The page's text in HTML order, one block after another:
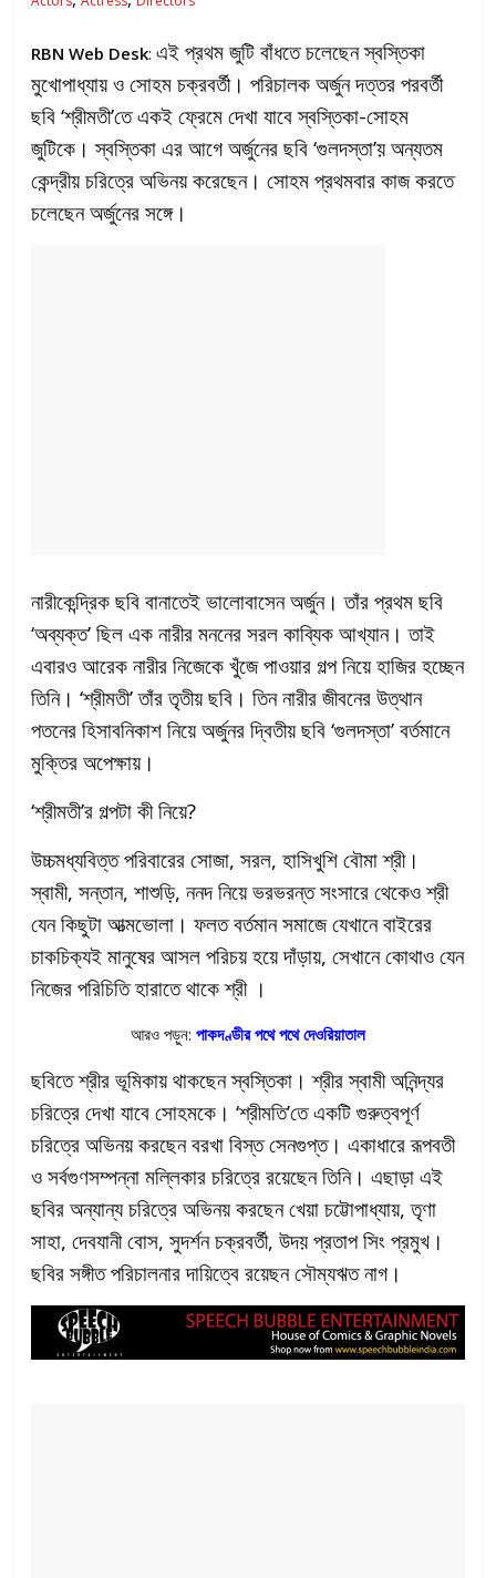
RBN Web Desk:এই প্রথম জুটি বাঁধতে চলেছেন স্বস্তিকা
মুখোপাধ্যায় ও সোহম চক্রবর্তী। পরিচালক অর্জুন দত্তর পরবর্তী
ছবি ‘শ্রীমতী’তে একই ফ্রেমে দেখা যাবে স্বস্তিকা-সোহম
জুটিকে। স্বস্তিকা এর আগে অর্জুনের ছবি ‘গুলদস্তা’য় অন্যতম
কেন্দ্রীয় চরিত্রে অভিনয় করেছেন। সোহম প্রথমবার কাজ করতে
চলেছেন অর্জুনের সঙ্গে।
নারীকেন্দ্রিক ছবি বানাতেই ভালোবাসেন অর্জুন। তাঁর প্রথম ছবি
‘অব্যক্ত’ ছিল এক নারীর মননের সরল কাব্যিক আখ্যান। তাই
এবারও আরেক নারীর নিজেকে খুঁজে পাওয়ার গল্প নিয়ে হাজির হচ্ছেন
তিনি। ‘শ্রীমতী’ তাঁর তৃতীয় ছবি। তিন নারীর জীবনের উত্থান
পতনের হিসাবনিকাশ নিয়ে অর্জুনর দ্বিতীয় ছবি ‘গুলদস্তা’ বর্তমানে
মুক্তির অপেক্ষায়।
‘শ্রীমতী’র গল্পটা কী নিয়ে?
উচ্চমধ্যবিত্ত পরিবারের সোজা, সরল, হাসিখুশি বৌমা শ্রী।
স্বামী, সন্তান, শাশুড়ি, ননদ নিয়ে ভরভরন্ত সংসারে থেকেও শ্রী
যেন কিছুটা আত্মভোলা। ফলত বর্তমান সমাজে যেখানে বাইরের
চাকচিক্যই মানুষের আসল পরিচয় হয়ে দাঁড়ায়, সেখানে কোথাও যেন
নিজের পরিচিতি হারাতে থাকে শ্রী ।
আরও পড়ুন: পাকদণ্ডীর পথে পথে দেওরিয়াতাল
ছবিতে শ্রীর ভূমিকায় থাকছেন স্বস্তিকা। শ্রীর স্বামী অনিন্দ্যর
চরিত্রে দেখা যাবে সোহমকে। ‘শ্রীমতি’তে একটি গুরুত্বপূর্ণ
চরিত্রে অভিনয় করছেন বরখা বিস্ত সেনগুপ্ত। একাধারে রূপবতী
ও সর্বগুণসম্পন্না মল্লিকার চরিত্রে রয়েছেন তিনি। এছাড়া এই
ছবির অন্যান্য চরিত্রে অভিনয় করছেন খেয়া চট্টোপাধ্যায়, তৃণা
সাহা, দেবযানী বোস, সুদর্শন চক্রবর্তী, উদয় প্রতাপ সিং প্রমুখ।
ছবির সঙ্গীত পরিচালনার দায়িত্বে রয়েছন সৌম্যঋত নাগ।